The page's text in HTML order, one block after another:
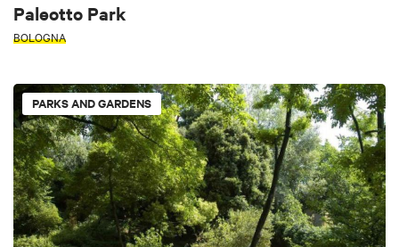
Paleotto Park
BOLOGNA
PARKS AND GARDENS